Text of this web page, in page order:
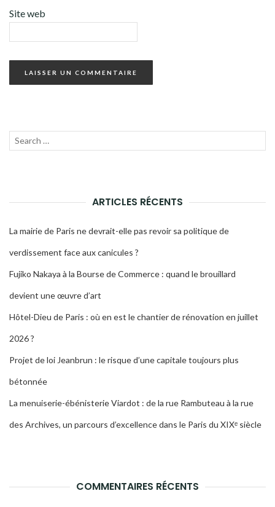
Site web
Recherche
ARTICLES RÉCENTS
La mairie de Paris ne devrait-elle pas revoir sa politique de
verdissement face aux canicules ?
Fujiko Nakaya à la Bourse de Commerce : quand le brouillard
devient une œuvre d’art
Hôtel-Dieu de Paris : où en est le chantier de rénovation en juillet
2026 ?
Projet de loi Jeanbrun : le risque d’une capitale toujours plus
bétonnée
La menuiserie-ébénisterie Viardot : de la rue Rambuteau à la rue
des Archives, un parcours d’excellence dans le Paris du XIXᵉ siècle
COMMENTAIRES RÉCENTS